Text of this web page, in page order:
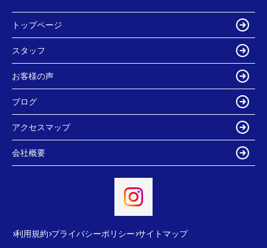
トップページ
スタッフ
お客様の声
ブログ
アクセスマップ
会社概要
利用規約 プライバシーポリシー サイトマップ